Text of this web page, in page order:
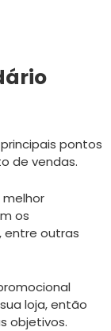
pontos
de vendas.
melhor
os
entre outras
loja, então
objetivos.